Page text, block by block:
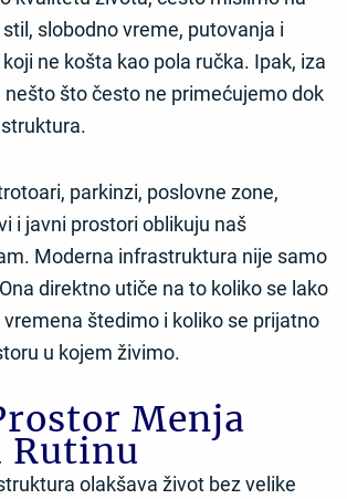
slobodno vreme, putovanja i
ne košta kao pola ručka. Ipak, iza
što često ne primećujemo dok
parkinzi, poslovne zone,
i javni prostori oblikuju naš
Moderna infrastruktura nije samo
direktno utiče na to koliko se lako
vremena štedimo i koliko se prijatno
u kojem živimo.
Menja
Rutinu
olakšava život bez velike